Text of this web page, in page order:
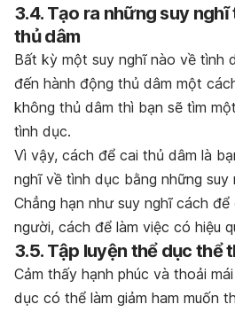
3.4. Tạo ra những suy
thủ dâm
Bất kỳ một suy nghĩ nào về tình
đến hành động thủ dâm một
không thủ dâm thì bạn sẽ tìm
tình dục.
Vì vậy, cách để cai thủ dâm là
nghĩ về tình dục bằng những suy
Chẳng hạn như suy nghĩ cách
người, cách để làm việc có hiệu
3.5. Tập luyện thể dục thể
Cảm thấy hạnh phúc và thoải
dục có thể làm giảm ham muốn